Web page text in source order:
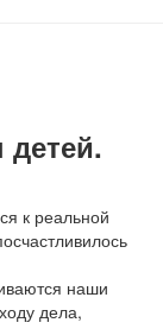
к реальной
наши
дела,